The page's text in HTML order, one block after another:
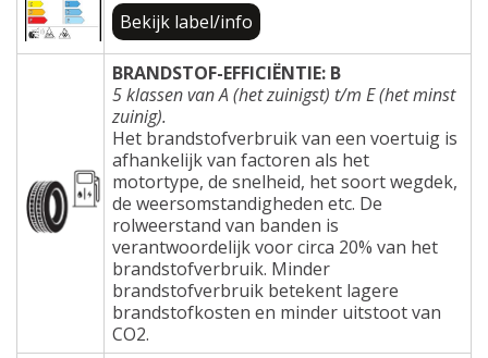
Bekijk label/info
BRANDSTOF-EFFICIËNTIE: B
5 klassen van A (het zuinigst) t/m E (het minst
zuinig).
Het brandstofverbruik van een voertuig is
afhankelijk van factoren als het
motortype, de snelheid, het soort wegdek,
de weersomstandigheden etc. De
rolweerstand van banden is
verantwoordelijk voor circa 20% van het
brandstofverbruik. Minder
brandstofverbruik betekent lagere
brandstofkosten en minder uitstoot van
CO2.